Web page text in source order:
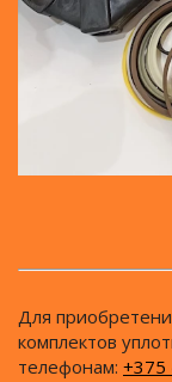
Для
комплектов
телефонам: +375